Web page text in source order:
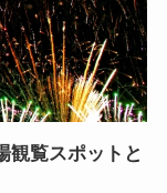
観覧スポットと